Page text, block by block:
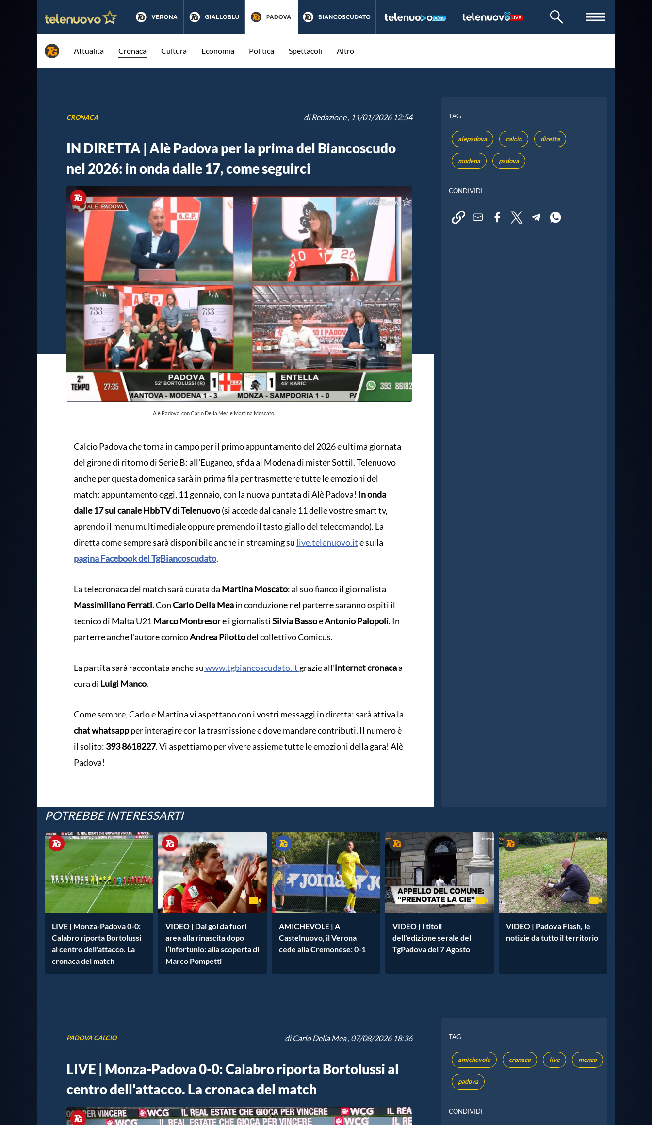
CERCA
Attualità Cronaca Cultura Economia Politica Spettacoli Altro
CRONACA diRedazione, 11/01/2026 12:54
IN DIRETTA | Alè Padova per la prima del Biancoscudo
nel 2026: in onda dalle 17, come seguirci
Alè Padova, con Carlo Della Mea e Martina Moscato
Calcio Padova che torna in campo per il primo appuntamento del 2026 e ultima giornata
del girone di ritorno di Serie B: all'Euganeo, sfida al Modena di mister Sottil. Telenuovo
anche per questa domenica sarà in prima fila per trasmettere tutte le emozioni del
match: appuntamento oggi, 11 gennaio, con la nuova puntata di Alè Padova! In onda
dalle 17 sul canale HbbTV di Telenuovo(si accede dal canale 11 delle vostre smart tv,
aprendo il menu multimediale oppure premendo il tasto giallo del telecomando). La
diretta come sempre sarà disponibile anche in streaming su live.telenuovo.ite sulla
pagina Facebook del TgBiancoscudato.
La telecronaca del match sarà curata da Martina Moscato: al suo fianco il giornalista
Massimiliano Ferrati. ConCarlo Della Meain conduzione nel parterre saranno ospiti il
tecnico di Malta U21Marco Montresore i giornalistiSilvia BassoeAntonioPalopoli. In
parterre anche l'autore comicoAndrea Pilottodel collettivo Comicus.
La partita sarà raccontata anche suwww.tgbiancoscudato.it grazie all'internet cronacaa
cura di Luigi Manco.
Come sempre, Carlo e Martina vi aspettano con i vostri messaggi in diretta: sarà attiva la
chat whatsappper interagire con la trasmissione e dove mandare contributi. Il numero è
il solito: 393 8618227. Vi aspettiamo per vivere assieme tutte le emozioni della gara! Alè
Padova!
TAG
alepadova calcio diretta
modena padova
CONDIVIDI
POTREBBE INTERESSARTI
LIVE | Monza-Padova 0-0:
Calabro riporta Bortolussi
al centro dell'attacco. La
cronaca del match
VIDEO | Dai gol da fuori
area alla rinascita dopo
l’infortunio: alla scoperta di
Marco Pompetti
AMICHEVOLE | A
Castelnuovo, il Verona
cede alla Cremonese: 0-1
VIDEO | I titoli
dell'edizione serale del
TgPadova del 7 Agosto
VIDEO | Padova Flash, le
notizie da tutto il territorio
PADOVA CALCIO diCarlo Della Mea , 07/08/2026 18:36
LIVE | Monza-Padova 0-0: Calabro riporta Bortolussi al
centro dell'attacco. La cronaca del match
TAG
amichevole cronaca live monza
padova
CONDIVIDI